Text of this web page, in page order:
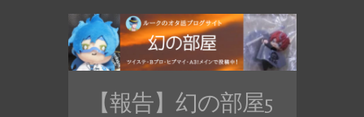
【報告】幻の部屋5